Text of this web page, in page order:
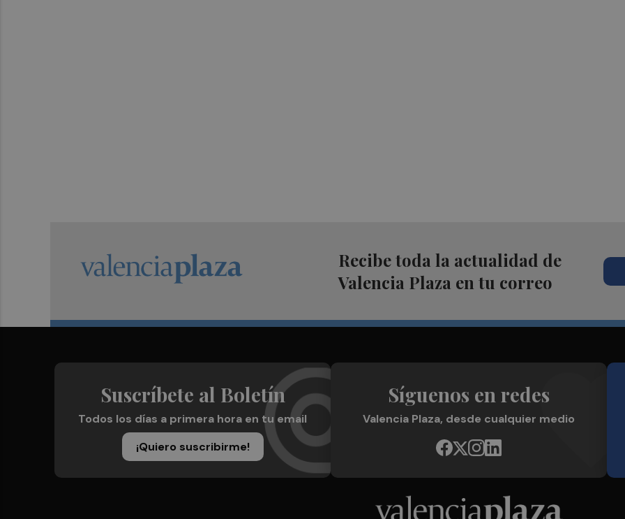
Recibe toda la actualidad de
Valencia Plaza en tu correo
Suscríbete al Boletín
Todos los días a primera hora en tu email
¡Quiero suscribirme!
Síguenos en redes
Valencia Plaza, desde cualquier medio